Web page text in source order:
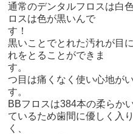
通常のデンタルフロスは白
ロスは色が黒いんで
す！
黒いことでとれた汚れが目
れをとることができま
す
つ目は痛くなく使い心地が
BBフロスは384本の柔らか
ているため歯間に優しく入
く、 歯茎